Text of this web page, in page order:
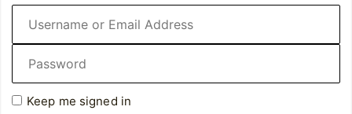
Keep me signed in